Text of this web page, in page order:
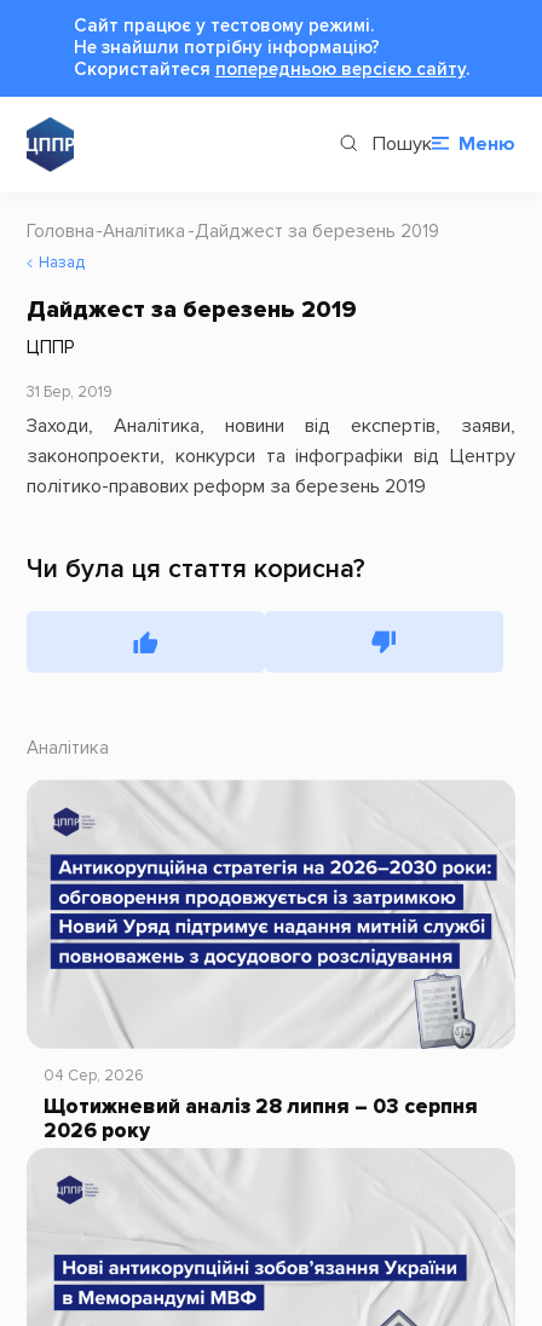
Сайт працює у тестовому режимі.
Не знайшли потрібну інформацію?
Cкористайтеся попередньою версією сайту.
Пошук Меню
Головна Аналітика Дайджест за березень 2019
Назад
Дайджест за березень 2019
ЦППР
31 Бер, 2019
Заходи, Аналітика, новини від експертів, заяви,
законопроекти, конкурси та інфографіки від Центру
політико-правових реформ за березень 2019
Чи була ця стаття корисна?
Аналітика
04 Сер, 2026
Щотижневий аналіз 28 липня – 03 серпня
2026 року